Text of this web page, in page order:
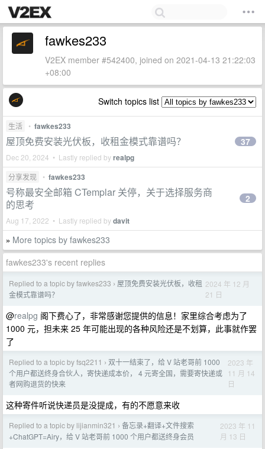
fawkes233
V2EX member #542400, joined on 2021-04-13 21:22:03
+08:00
Switch topics list
生活 • fawkes233
屋顶免费安装光伏板，收租金模式靠谱吗？
Dec 20, 2024 • Lastly replied byrealpg
37
分享发现 • fawkes233
号称最安全邮箱 CTemplar 关停，关于选择服务商
的思考
Aug 17, 2022 • Lastly replied bydavit
2
» More topics by fawkes233
fawkes233's recent replies
Replied to a topic by fawkes233 › 屋顶免费安装光伏板，收租
金模式靠谱吗？
2024 年 12 月
21 日
@realpg 阁下费心了，非常感谢您提供的信息！家里综合考虑为了
1000 元，担未来 25 年可能出现的各种风险还是不划算，此事就作罢
了
Replied to a topic by fsq2211 › 双十一结束了，给 V 站老哥前 1000
个用户都送终身合伙人，寄快递成本价， 4 元寄全国，需要寄快递或
者网购退货的快来
2023 年
11 月 14
日
这种寄件听说快递员是没提成，有的不愿意来收
Replied to a topic by lijianmin321 › 备忘录+翻译+文件搜索
+ChatGPT=Airy，给 V 站老哥前 1000 个用户都送终身会员
2023 年 11
月 13 日